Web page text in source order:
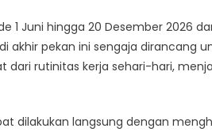
1 Juni hingga 20 Desember 2026
akhir pekan ini sengaja dirancang
dari rutinitas kerja sehari-hari,
dilakukan langsung dengan